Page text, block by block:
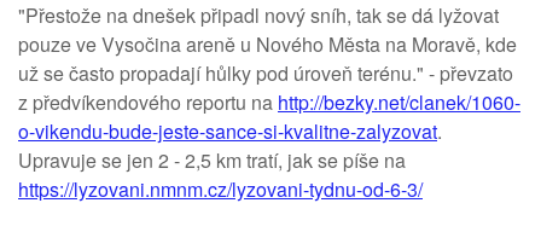
"Přestože na dnešek připadl nový sníh, tak se dá lyžovat
pouze ve Vysočina areně u Nového Města na Moravě, kde
už se často propadají hůlky pod úroveň terénu." - převzato
z předvíkendového reportu na http://bezky.net/clanek/1060-
o-vikendu-bude-jeste-sance-si-kvalitne-zalyzovat.
Upravuje se jen 2 - 2,5 km tratí, jak se píše na
https://lyzovani.nmnm.cz/lyzovani-tydnu-od-6-3/